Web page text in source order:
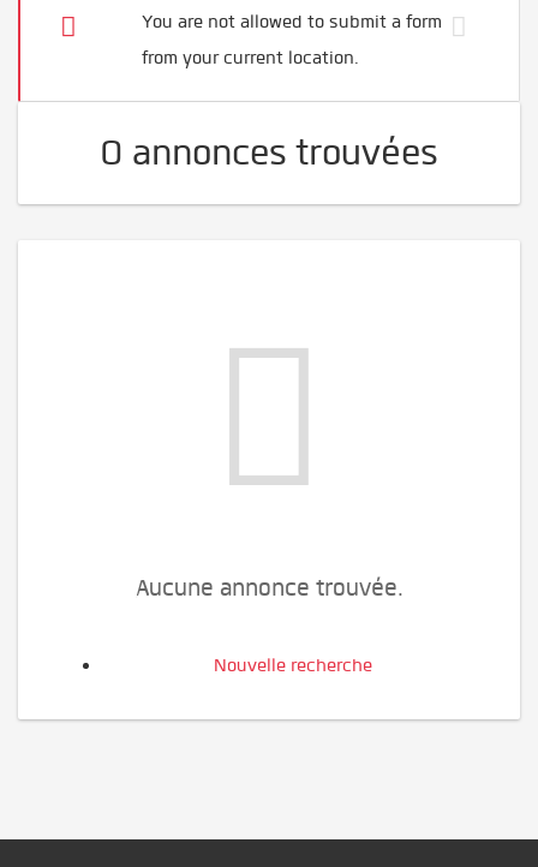
You are not allowed to submit a form
from your current location.
0 annonces trouvées
Aucune annonce trouvée.
Nouvelle recherche